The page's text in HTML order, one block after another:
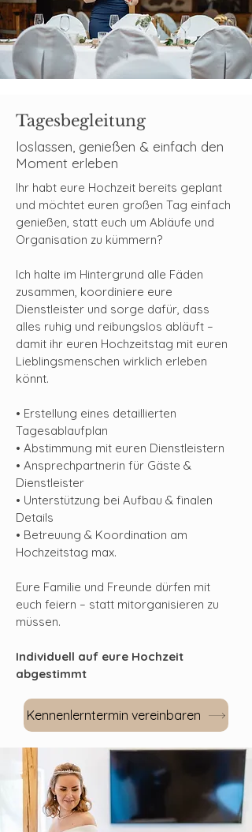
Tagesbegleitung
loslassen, genießen & einfach den
Moment erleben
Ihr habt eure Hochzeit bereits geplant
und möchtet euren großen Tag einfach
genießen, statt euch um Abläufe und
Organisation zu kümmern?
Ich halte im Hintergrund alle Fäden
zusammen, koordiniere eure
Dienstleister und sorge dafür, dass
alles ruhig und reibungslos abläuft –
damit ihr euren Hochzeitstag mit euren
Lieblingsmenschen wirklich erleben
könnt.
• Erstellung eines detaillierten
Tagesablaufplan
• Abstimmung mit euren Dienstleistern
• Ansprechpartnerin für Gäste &
Dienstleister
• Unterstützung bei Aufbau & finalen
Details
• Betreuung & Koordination am
Hochzeitstag​​ max.
Eure Familie und Freunde dürfen mit
euch feiern – statt mitorganisieren zu
müssen.
Individuell auf eure Hochzeit
abgestimmt
Kennenlerntermin vereinbaren